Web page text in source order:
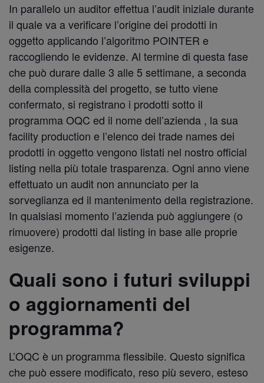
In parallelo un auditor effettua l’audit iniziale durante
il quale va a verificare l’origine dei prodotti in
oggetto applicando l’algoritmo POINTER e
raccogliendo le evidenze. Al termine di questa fase
che può durare dalle 3 alle 5 settimane, a seconda
della complessità del progetto, se tutto viene
confermato, si registrano i prodotti sotto il
programma OQC ed il nome dell’azienda , la sua
facility production e l’elenco dei trade names dei
prodotti in oggetto vengono listati nel nostro official
listing nella più totale trasparenza. Ogni anno viene
effettuato un audit non annunciato per la
sorveglianza ed il mantenimento della registrazione.
In qualsiasi momento l’azienda può aggiungere (o
rimuovere) prodotti dal listing in base alle proprie
esigenze.
Quali sono i futuri sviluppi
o aggiornamenti del
programma?
L’OQC è un programma flessibile. Questo significa
che può essere modificato, reso più severo, esteso